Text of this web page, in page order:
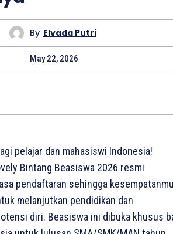
By Elvada Putri
May 22, 2026
pelajar dan mahasiswi Indonesia!
Bintang Beasiswa 2026 resmi
pendaftaran sehingga
melanjutkan pendidikan dan
diri. Beasiswa ini dibuka khusus